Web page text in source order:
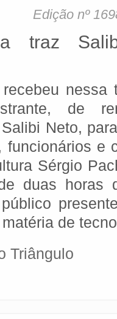
Edição nº
traz
nessa
de
Neto,
e
Sérgio
duas horas
de
Triângulo